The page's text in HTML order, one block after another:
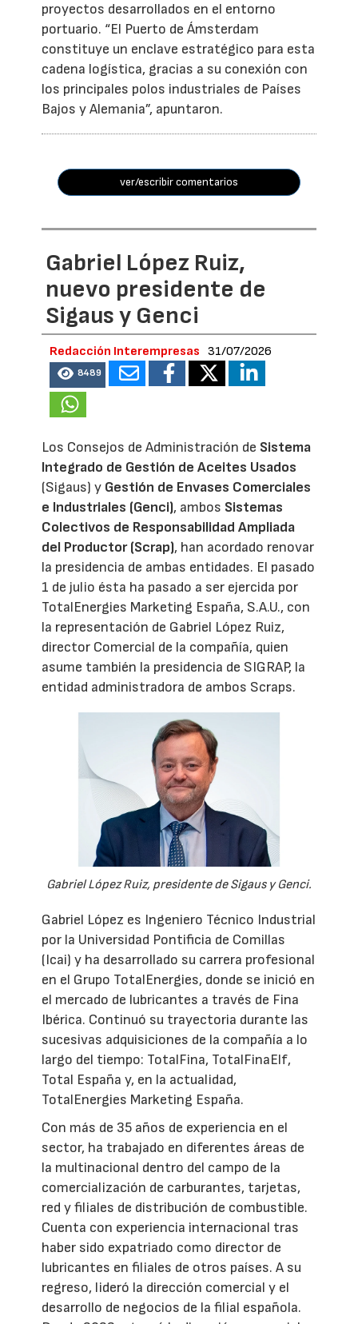
proyectos desarrollados en el entorno
portuario. “El Puerto de Ámsterdam
constituye un enclave estratégico para esta
cadena logística, gracias a su conexión con
los principales polos industriales de Países
Bajos y Alemania”, apuntaron.
ver/escribir comentarios
Gabriel López Ruiz,
nuevo presidente de
Sigaus y Genci
Redacción Interempresas 31/07/2026
8489
Los Consejos de Administración de Sistema
Integrado de Gestión de Aceites Usados
(Sigaus) y Gestión de Envases Comerciales
e Industriales (Genci), ambos Sistemas
Colectivos de Responsabilidad Ampliada
del Productor (Scrap), han acordado renovar
la presidencia de ambas entidades. El pasado
1 de julio ésta ha pasado a ser ejercida por
TotalEnergies Marketing España, S.A.U., con
la representación de Gabriel López Ruiz,
director Comercial de la compañía, quien
asume también la presidencia de SIGRAP, la
entidad administradora de ambos Scraps.
Gabriel López Ruiz, presidente de Sigaus y Genci.
Gabriel López es Ingeniero Técnico Industrial
por la Universidad Pontificia de Comillas
(Icai) y ha desarrollado su carrera profesional
en el Grupo TotalEnergies, donde se inició en
el mercado de lubricantes a través de Fina
Ibérica. Continuó su trayectoria durante las
sucesivas adquisiciones de la compañía a lo
largo del tiempo: TotalFina, TotalFinaElf,
Total España y, en la actualidad,
TotalEnergies Marketing España.
Con más de 35 años de experiencia en el
sector, ha trabajado en diferentes áreas de
la multinacional dentro del campo de la
comercialización de carburantes, tarjetas,
red y filiales de distribución de combustible.
Cuenta con experiencia internacional tras
haber sido expatriado como director de
lubricantes en filiales de otros países. A su
regreso, lideró la dirección comercial y el
desarrollo de negocios de la filial española.